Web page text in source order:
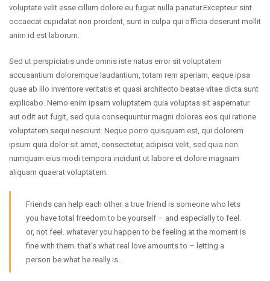
voluptate velit esse cillum dolore eu fugiat nulla pariatur.Excepteur sint
occaecat cupidatat non proident, sunt in culpa qui officia deserunt mollit
anim id est laborum.
Sed ut perspiciatis unde omnis iste natus error sit voluptatem
accusantium doloremque laudantium, totam rem aperiam, eaque ipsa
quae ab illo inventore veritatis et quasi architecto beatae vitae dicta sunt
explicabo. Nemo enim ipsam voluptatem quia voluptas sit aspernatur
aut odit aut fugit, sed quia consequuntur magni dolores eos qui ratione
voluptatem sequi nesciunt. Neque porro quisquam est, qui dolorem
ipsum quia dolor sit amet, consectetur, adipisci velit, sed quia non
numquam eius modi tempora incidunt ut labore et dolore magnam
aliquam quaerat voluptatem.
Friends can help each other. a true friend is someone who lets
you have total freedom to be yourself – and especially to feel.
or, not feel. whatever you happen to be feeling at the moment is
fine with them. that’s what real love amounts to – letting a
person be what he really is..